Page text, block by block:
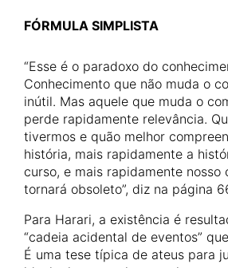
FÓRMULA SIMPLISTA
“Esse é o paradoxo do
Conhecimento que não muda o
inútil. Mas aquele que muda o
perde rapidamente relevância.
tivermos e quão melhor
história, mais rapidamente a
curso, e mais rapidamente nosso
tornará obsoleto”, diz na página
Para Harari, a existência é
“cadeia acidental de eventos”
É uma tese típica de ateus para